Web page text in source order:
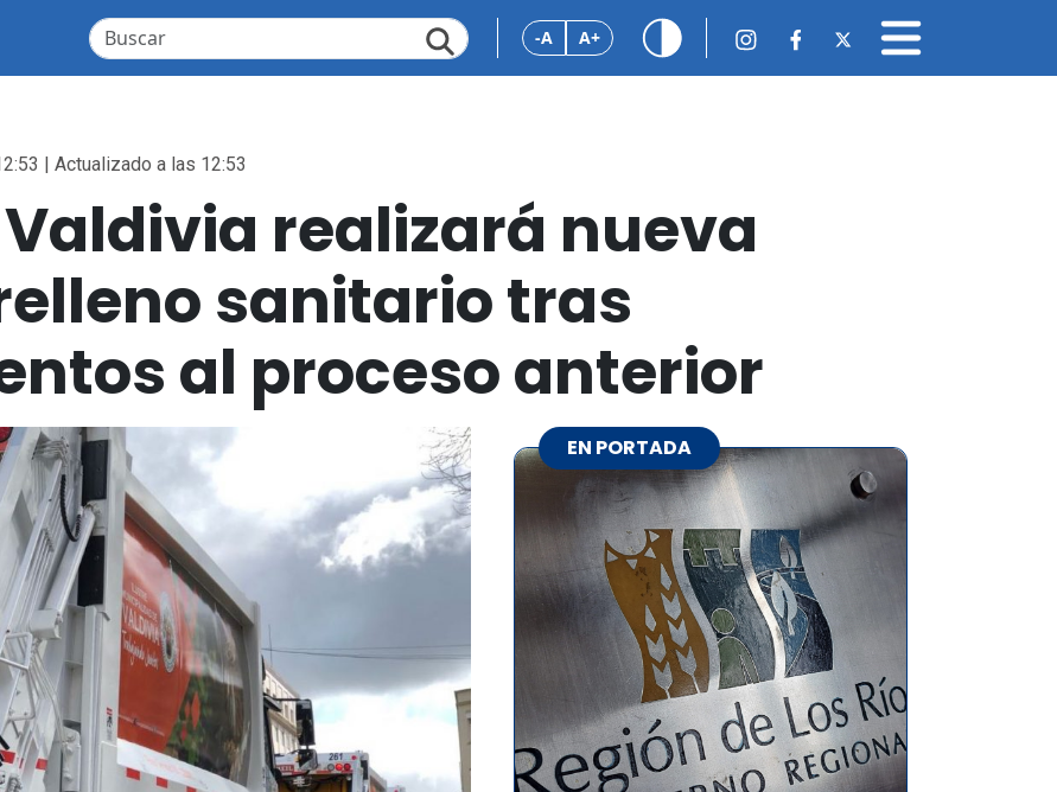
-A A+
| Actualizado a las 12:53
realizará nueva
sanitario tras
al proceso anterior
EN PORTADA